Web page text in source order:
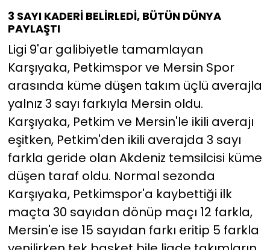
3 SAYI KADERİ BELİRLEDİ, BÜTÜN DÜNYA
PAYLAŞTI
Ligi 9'ar galibiyetle tamamlayan
Karşıyaka, Petkimspor ve Mersin Spor
arasında küme düşen takım üçlü averajla
yalnız 3 sayı farkıyla Mersin oldu.
Karşıyaka, Petkim ve Mersin'le ikili averajı
eşitken, Petkim'den ikili averajda 3 sayı
farkla geride olan Akdeniz temsilcisi küme
düşen taraf oldu. Normal sezonda
Karşıyaka, Petkimspor'a kaybettiği ilk
maçta 30 sayıdan dönüp maçı 12 farkla,
Mersin'e ise 15 sayıdan farkı eritip 5 farkla